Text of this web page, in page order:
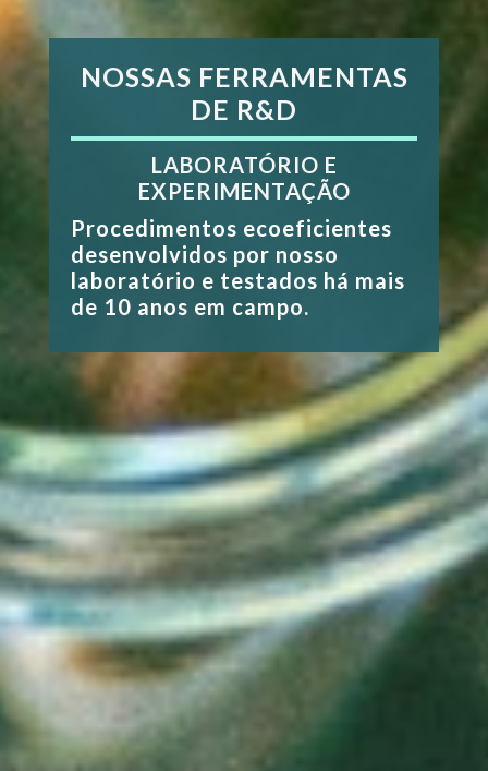
NOSSAS FERRAMENTAS
DE R&D
LABORATÓRIO E
EXPERIMENTAÇÃO
Procedimentos ecoeficientes
desenvolvidos por nosso
laboratório e testados há mais
de 10 anos em campo.